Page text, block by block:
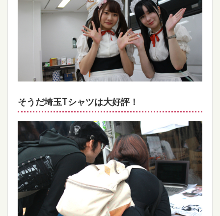
そうだ埼玉Tシャツは大好評！